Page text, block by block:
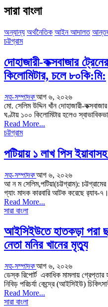
সারা বাংলা
অন্যান্য অর্থনৈতিক আইন আদালত
চট্টগ্রাম
দোহাজারী-কক্সবাজার
কিলোমিটার, চলে ৮০কি:মি:
সহ-সম্পাদকআগ ৬, ২০২৬
মো. সেলিম উদ্দিন খাঁন দোহাজারী-
ঘণ্টায় ১০০ কিলোমিটার হলেও
Read More...
চট্টগ্রাম
পটিয়ায় ১ লাখ পিস
সহ-সম্পাদকআগ ৬, ২০২৬
আ ন ম সেলিম,পটিয়া(চট্টগ্রাম):
গ্যাং মাদক কারবারি আটক করেছে
Read More...
সারা বাংলা
আইসিইউতে হাতকড়া পরা
নেতা মনির খানের মৃত্যু
সহ-সম্পাদকআগ ৬, ২০২৬
ডেস্ক রিপোর্ট একাধিক মামলায় গ্রেপ্তার
নিবিড় পরিচর্যা কেন্দ্রে (আইসিইউ)
Read More...
সারা বাংলা